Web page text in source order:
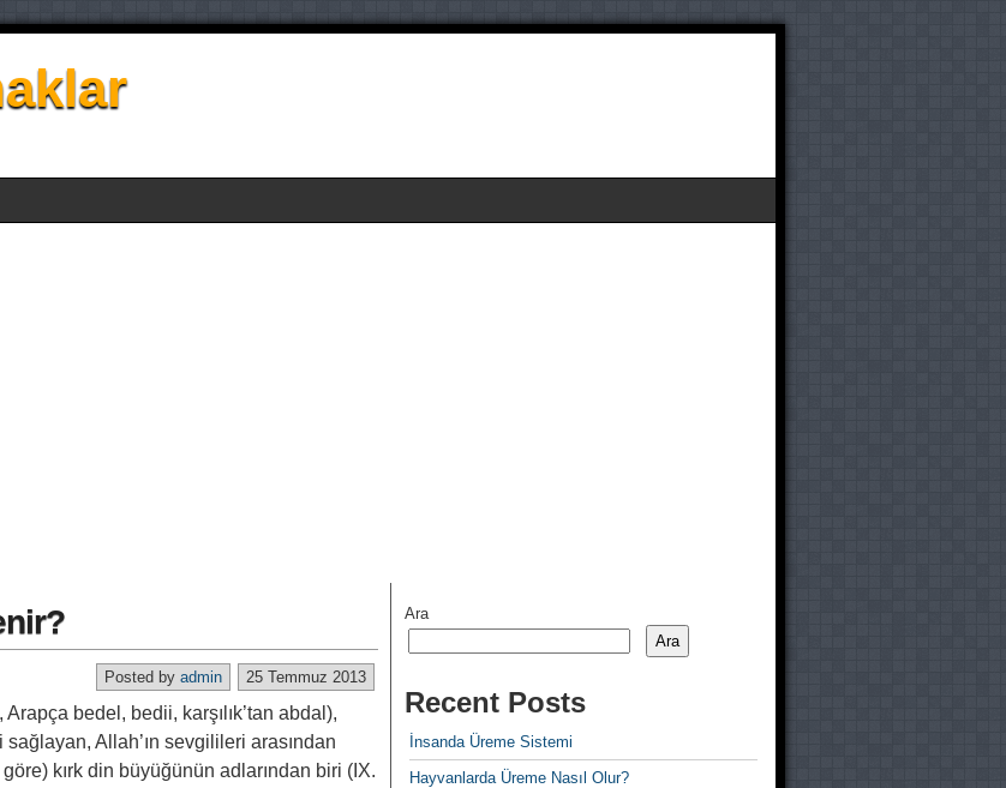
25 Temmuz 2013
Posted by admin
bedel, bedii, karşılık’tan abdal),
Allah’ın sevgilileri arasından
kırk din büyüğünün adlarından biri (IX.
Ara
Ara
Recent Posts
İnsanda Üreme Sistemi
Hayvanlarda Üreme Nasıl Olur?